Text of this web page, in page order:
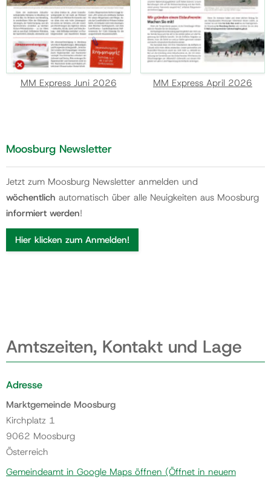
MM Express Juni 2026 MM Express April 2026
Moosburg Newsletter
Jetzt zum Moosburg Newsletter anmelden und
wöchentlich automatisch über alle Neuigkeiten aus Moosburg
informiert werden!
Hier klicken zum Anmelden!
Amtszeiten, Kontakt und Lage
Adresse
Marktgemeinde Moosburg
Kirchplatz 1
9062 Moosburg
Österreich
Gemeindeamt in Google Maps öffnen (Öffnet in neuem